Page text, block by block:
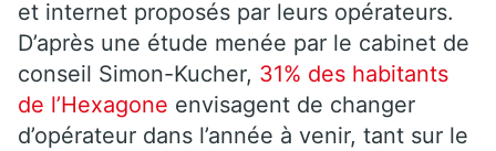
et internet proposés par leurs opérateurs.
D’après une étude menée par le cabinet de
conseil Simon-Kucher, 31% des habitants
de l’Hexagone envisagent de changer
d’opérateur dans l’année à venir, tant sur le